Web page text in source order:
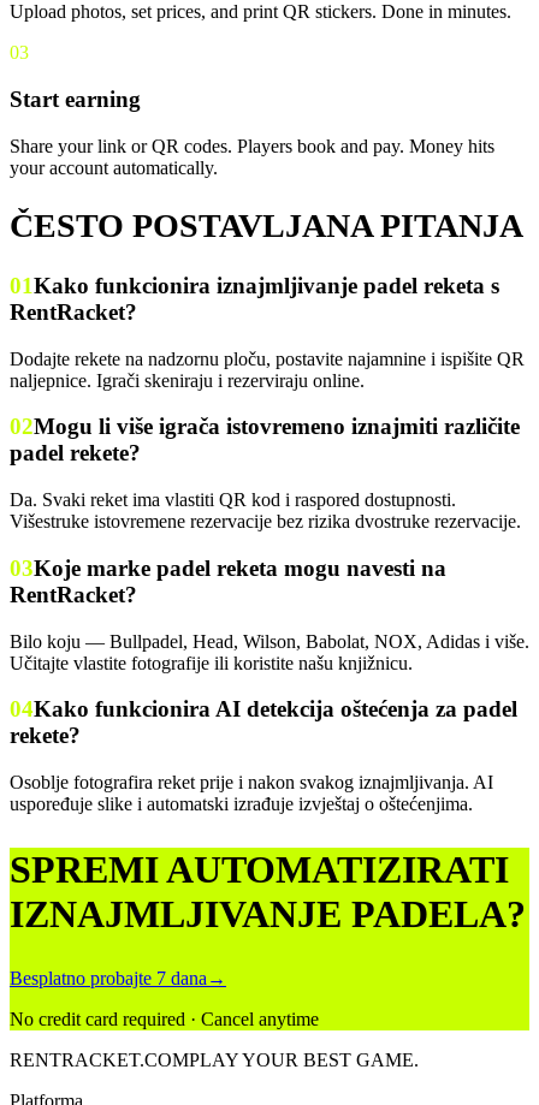
Upload photos, set prices, and print QR stickers. Done in minutes.
03
Start earning
Share your link or QR codes. Players book and pay. Money hits
your account automatically.
ČESTO POSTAVLJANA PITANJA
01Kako funkcionira iznajmljivanje padel reketa s
RentRacket?
Dodajte rekete na nadzornu ploču, postavite najamnine i ispišite QR
naljepnice. Igrači skeniraju i rezerviraju online.
02Mogu li više igrača istovremeno iznajmiti različite
padel rekete?
Da. Svaki reket ima vlastiti QR kod i raspored dostupnosti.
Višestruke istovremene rezervacije bez rizika dvostruke rezervacije.
03Koje marke padel reketa mogu navesti na
RentRacket?
Bilo koju — Bullpadel, Head, Wilson, Babolat, NOX, Adidas i više.
Učitajte vlastite fotografije ili koristite našu knjižnicu.
04Kako funkcionira AI detekcija oštećenja za padel
rekete?
Osoblje fotografira reket prije i nakon svakog iznajmljivanja. AI
uspoređuje slike i automatski izrađuje izvještaj o oštećenjima.
SPREMI AUTOMATIZIRATI
IZNAJMLJIVANJE PADELA?
Besplatno probajte 7 dana →
No credit card required · Cancel anytime
RENTRACKET.COMPLAY YOUR BEST GAME.